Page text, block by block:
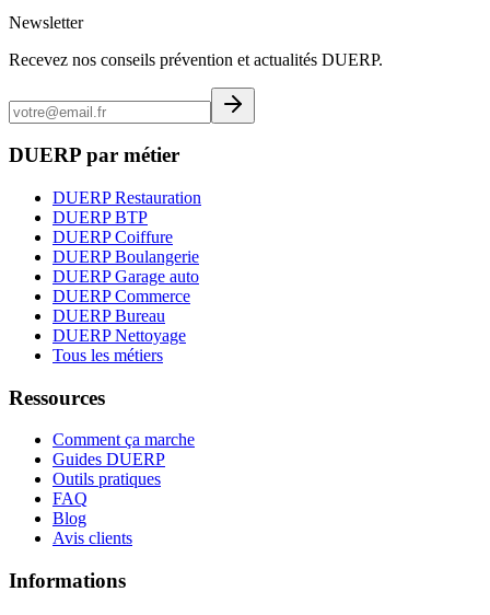
Newsletter
Recevez nos conseils prévention et actualités DUERP.
DUERP par métier
DUERP Restauration
DUERP BTP
DUERP Coiffure
DUERP Boulangerie
DUERP Garage auto
DUERP Commerce
DUERP Bureau
DUERP Nettoyage
Tous les métiers
Ressources
Comment ça marche
Guides DUERP
Outils pratiques
FAQ
Blog
Avis clients
Informations